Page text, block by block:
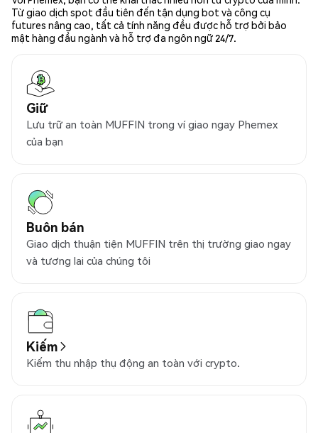
Từ giao dịch spot đầu tiên đến tận dụng bot và công cụ
futures nâng cao, tất cả tính năng đều được hỗ trợ bởi bảo
mật hàng đầu ngành và hỗ trợ đa ngôn ngữ 24/7.
Giữ
Lưu trữ an toàn MUFFIN trong ví giao ngay Phemex
của bạn
Buôn bán
Giao dịch thuận tiện MUFFIN trên thị trường giao ngay
và tương lai của chúng tôi
Kiếm
Kiếm thu nhập thụ động an toàn với crypto.